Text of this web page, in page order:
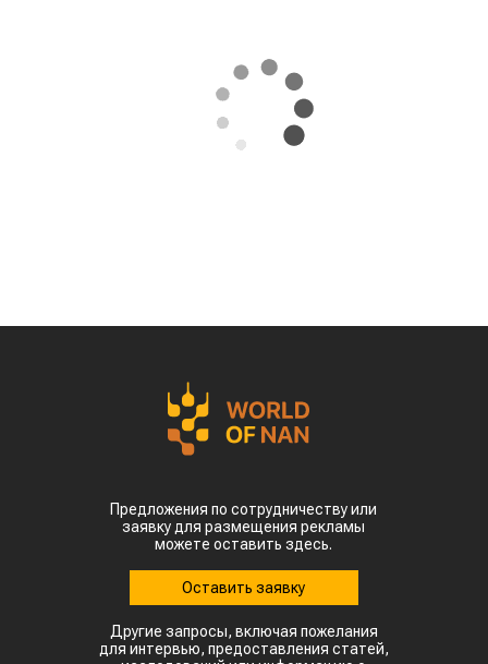
Предложения по сотрудничеству или
заявку для размещения рекламы
можете оставить здесь.
Оставить заявку
Другие запросы, включая пожелания
для интервью, предоставления статей,